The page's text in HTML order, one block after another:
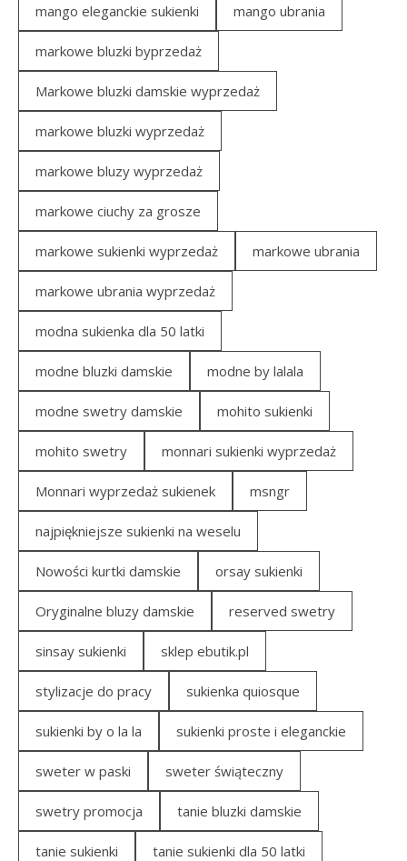
mango eleganckie sukienki mango ubrania
markowe bluzki byprzedaż
Markowe bluzki damskie wyprzedaż
markowe bluzki wyprzedaż
markowe bluzy wyprzedaż
markowe ciuchy za grosze
markowe sukienki wyprzedaż markowe ubrania
markowe ubrania wyprzedaż
modna sukienka dla 50 latki
modne bluzki damskie modne by lalala
modne swetry damskie mohito sukienki
mohito swetry monnari sukienki wyprzedaż
Monnari wyprzedaż sukienek msngr
najpiękniejsze sukienki na weselu
Nowości kurtki damskie orsay sukienki
Oryginalne bluzy damskie reserved swetry
sinsay sukienki sklep ebutik.pl
stylizacje do pracy sukienka quiosque
sukienki by o la la sukienki proste i eleganckie
sweter w paski sweter świąteczny
swetry promocja tanie bluzki damskie
tanie sukienki tanie sukienki dla 50 latki